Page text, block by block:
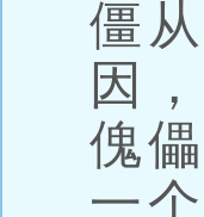
僵
因
傀
一